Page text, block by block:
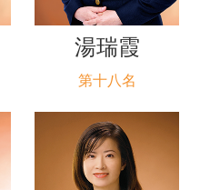
湯瑞霞
第十八名